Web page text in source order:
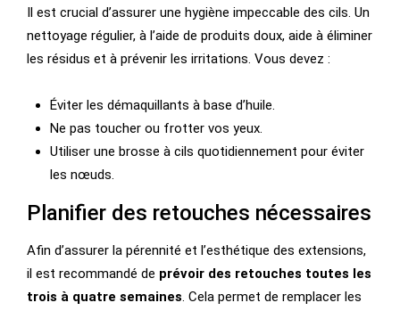
Il est crucial d’assurer une hygiène impeccable des cils. Un
nettoyage régulier, à l’aide de produits doux, aide à éliminer
les résidus et à prévenir les irritations. Vous devez :
Éviter les démaquillants à base d’huile.
Ne pas toucher ou frotter vos yeux.
Utiliser une brosse à cils quotidiennement pour éviter
les nœuds.
Planifier des retouches nécessaires
Afin d’assurer la pérennité et l’esthétique des extensions,
il est recommandé de prévoir des retouches toutes les
trois à quatre semaines. Cela permet de remplacer les